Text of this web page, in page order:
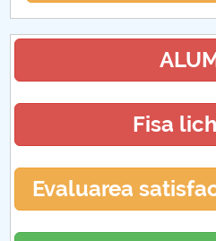
Fisa
Evaluarea